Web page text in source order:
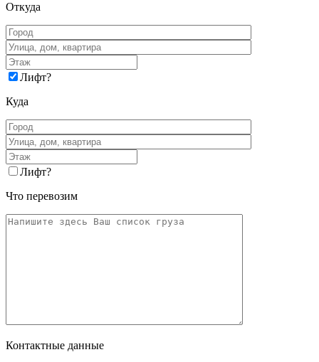
Откуда
Лифт?
Куда
Лифт?
Что перевозим
Контактные данные